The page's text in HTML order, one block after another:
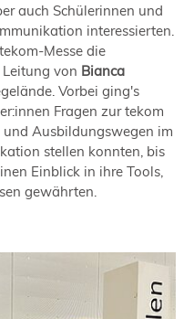
auch Schülerinnen und
interessierten.
Messe die
von Bianca
Vorbei ging's
Fragen zur tekom
Ausbildungswegen im
stellen konnten, bis
Einblick in ihre Tools,
gewährten.